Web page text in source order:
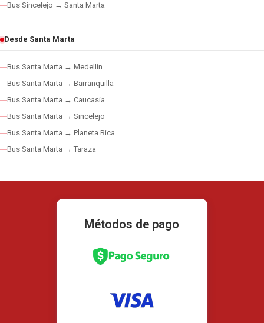
Bus Sincelejo → Santa Marta
Desde Santa Marta
Bus Santa Marta → Medellín
Bus Santa Marta → Barranquilla
Bus Santa Marta → Caucasia
Bus Santa Marta → Sincelejo
Bus Santa Marta → Planeta Rica
Bus Santa Marta → Taraza
Métodos de pago